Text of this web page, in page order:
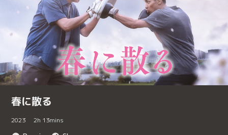
春に散る
2023 2h 13mins